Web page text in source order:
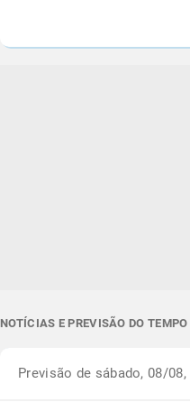
NOTÍCIAS E PREVISÃO DO
Previsão de sábado, 08/08,